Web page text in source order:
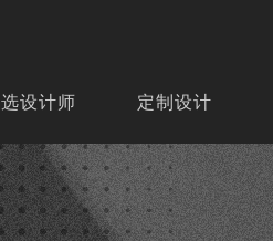
选设计师 定制设计